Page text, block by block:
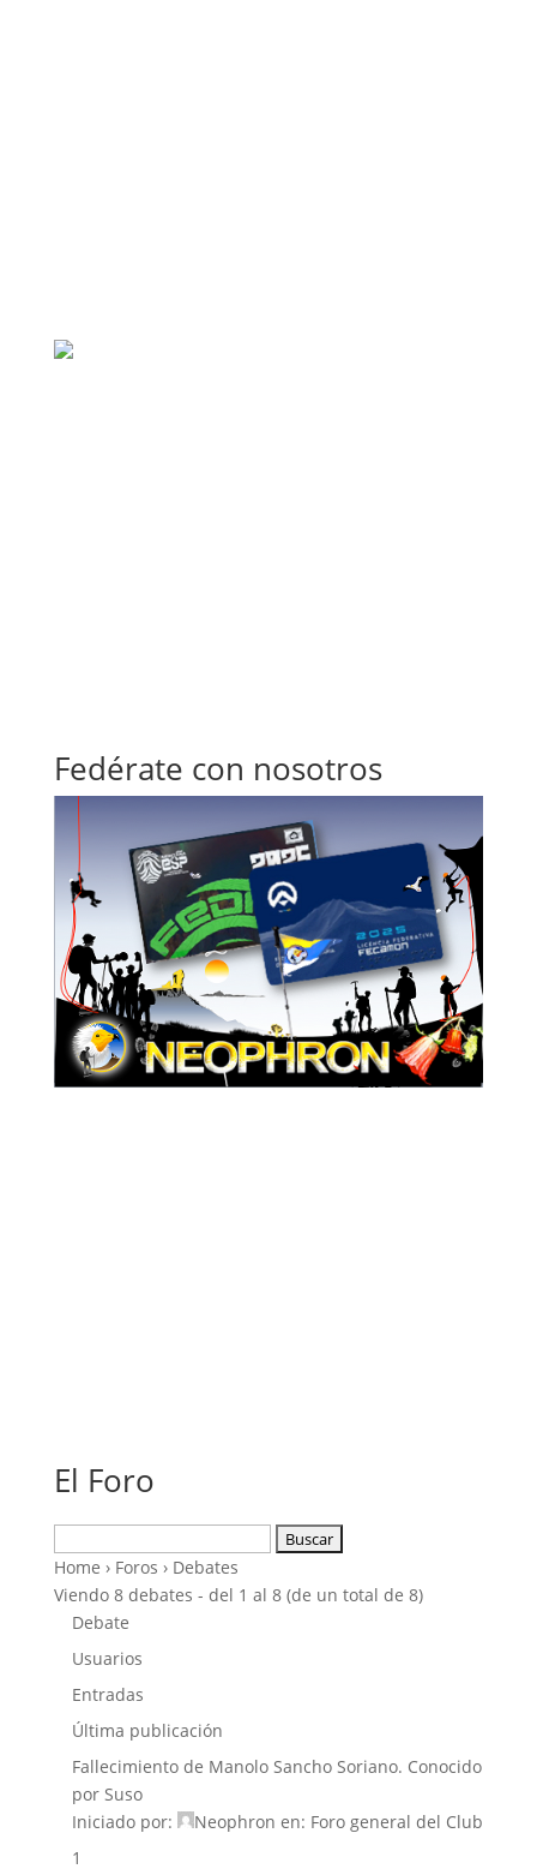
Fedérate con nosotros
El Foro
Home › Foros › Debates
Viendo 8 debates - del 1 al 8 (de un total de 8)
Debate
Usuarios
Entradas
Última publicación
Fallecimiento de Manolo Sancho Soriano. Conocido
por Suso
Iniciado por:
Neophron en: Foro general del Club
1